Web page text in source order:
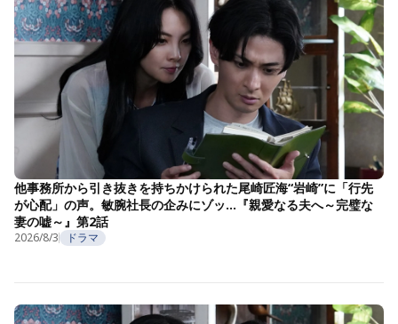
他事務所から引き抜きを持ちかけられた尾崎匠海“岩崎”に「行先
が心配」の声。敏腕社長の企みにゾッ…『親愛なる夫へ～完璧な
妻の嘘～』第2話
2026/8/3 ドラマ